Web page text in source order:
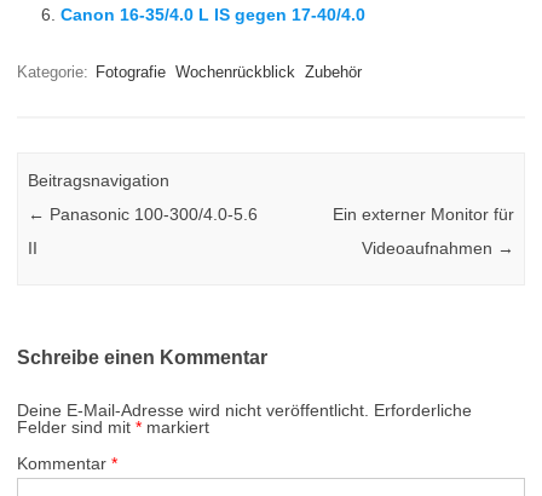
Canon 16-35/4.0 L IS gegen 17-40/4.0
Kategorie: Fotografie Wochenrückblick Zubehör
Beitragsnavigation
← Panasonic 100-300/4.0-5.6
II
Ein externer Monitor für
Videoaufnahmen →
Schreibe einen Kommentar
Deine E-Mail-Adresse wird nicht veröffentlicht. Erforderliche
Felder sind mit * markiert
Kommentar *